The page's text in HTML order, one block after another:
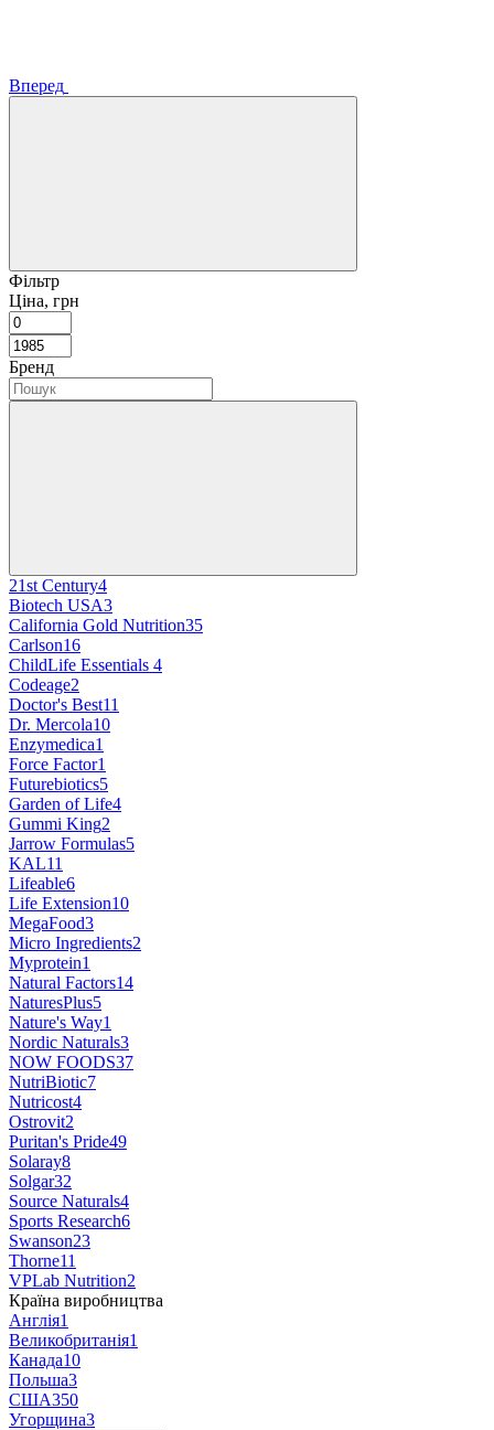
Вперед
Фільтр
Ціна, грн
Бренд
21st Century4
Biotech USA3
California Gold Nutrition35
Carlson16
ChildLife Essentials 4
Codeage2
Doctor's Best11
Dr. Mercola10
Enzymedica1
Force Factor1
Futurebiotics5
Garden of Life4
Gummi King2
Jarrow Formulas5
KAL11
Lifeable6
Life Extension10
MegaFood3
Micro Ingredients2
Myprotein1
Natural Factors14
NaturesPlus5
Nature's Way1
Nordic Naturals3
NOW FOODS37
NutriBiotic7
Nutricost4
Ostrovit2
Puritan's Pride49
Solaray8
Solgar32
Source Naturals4
Sports Research6
Swanson23
Thorne11
VPLab Nutrition2
Країна виробництва
Англія1
Великобританія1
Канада10
Польша3
США350
Угорщина3